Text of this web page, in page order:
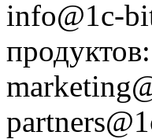
info@1c-
продуктов: